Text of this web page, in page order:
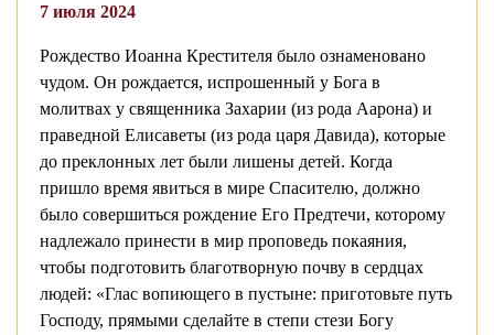
7 июля 2024
Рождество Иоанна Крестителя было ознаменовано
чудом. Он рождается, испрошенный у Бога в
молитвах у священника Захарии (из рода Аарона) и
праведной Елисаветы (из рода царя Давида), которые
до преклонных лет были лишены детей. Когда
пришло время явиться в мире Спасителю, должно
было совершиться рождение Его Предтечи, которому
надлежало принести в мир проповедь покаяния,
чтобы подготовить благотворную почву в сердцах
людей: «Глас вопиющего в пустыне: приготовьте путь
Господу, прямыми сделайте в степи стези Богу